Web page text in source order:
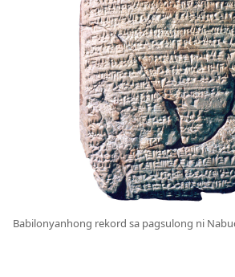
Babilonyanhong rekord sa pagsulong ni